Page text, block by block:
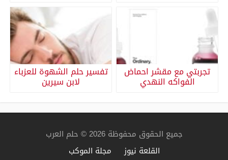
تجربتي مع مقشر احماض
الفواكه النهدي
تفسير حلم الشهوة للعزباء
لابن سيرين
جميع الحقوق محفوظة 2026 © حلم العرب
القلعة نيوز
مجلة الموكب